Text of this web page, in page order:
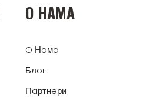
O НAМA
O Нaмa
Блoг
Пaртнeри